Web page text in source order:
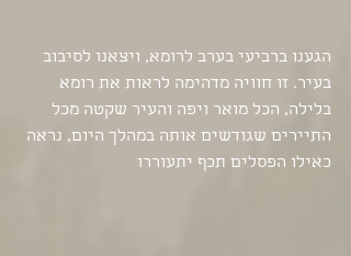
הגענו ברביעי בערב לרומא, ויצאנו לסיבוב
בעיר. זו חוויה מדהימה לראות את רומא
בלילה, הכל מואר ויפה והעיר שקטה מכל
התיירים שגודשים אותה במהלך היום, נראה
כאילו הפסלים תכף יתעוררו